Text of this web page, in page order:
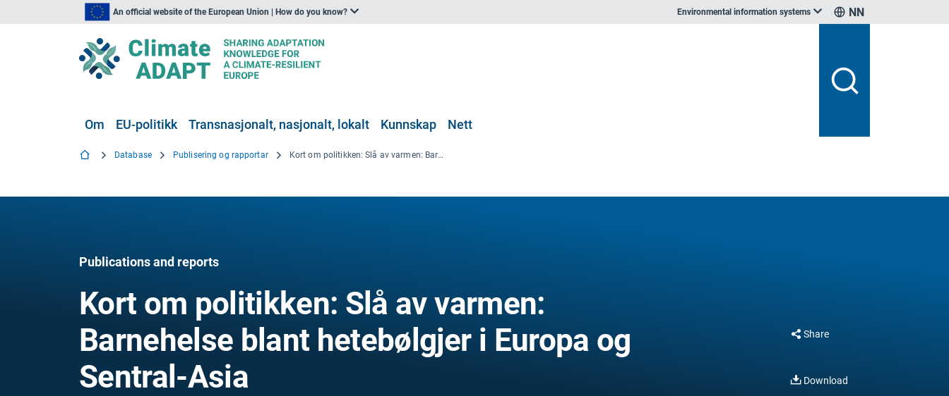
An official website of the European Union | How do you know? Environmental information systems NN
Om EU-politikk Transnasjonalt, nasjonalt, lokalt Kunnskap Nett
Database Publisering og rapportar Kort om politikken: Slå av varmen: Barnehelse blant hetebølgjer i Europa og Sentral-Asia
Publications and reports
Kort om politikken: Slå av varmen:
Barnehelse blant hetebølgjer i Europa og
Sentral-Asia
Share
Download